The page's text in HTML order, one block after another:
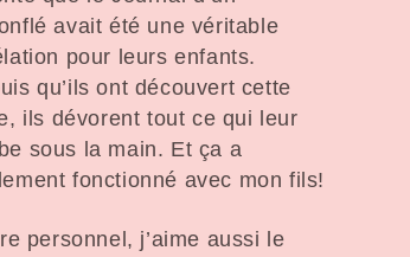
avait été une véritable
pour leurs enfants.
qu’ils ont découvert cette
ils dévorent tout ce qui leur
sous la main. Et ça a
fonctionné avec mon fils!
personnel, j’aime aussi le